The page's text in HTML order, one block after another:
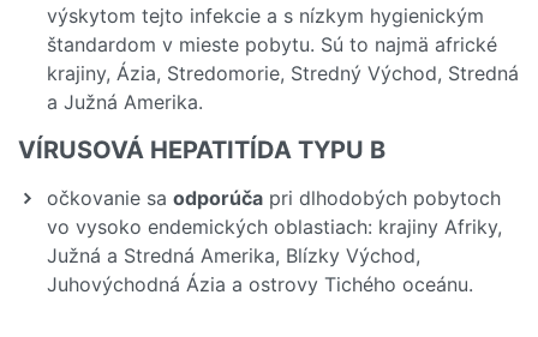
výskytom tejto infekcie a s nízkym hygienickým
štandardom v mieste pobytu. Sú to najmä africké
krajiny, Ázia, Stredomorie, Stredný Východ, Stredná
a Južná Amerika.
VÍRUSOVÁ HEPATITÍDA TYPU B
očkovanie sa odporúča pri dlhodobých pobytoch
vo vysoko endemických oblastiach: krajiny Afriky,
Južná a Stredná Amerika, Blízky Východ,
Juhovýchodná Ázia a ostrovy Tichého oceánu.